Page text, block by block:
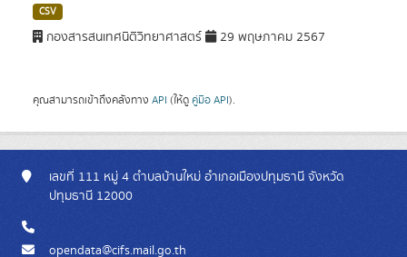
CSV
กองสารสนเทศนิติวิทยาศาสตร์ 29 พฤษภาคม 2567
คุณสามารถเข้าถึงคลังทาง API (ให้ดู คู่มือ API).
เลขที่ 111 หมู่ 4 ตำบลบ้านใหม่ อำเภอเมืองปทุมธานี จังหวัด
ปทุมธานี 12000
opendata@cifs.mail.go.th